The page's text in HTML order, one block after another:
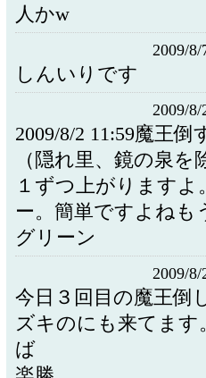
人かw
2009/8/
しんいりです
2009/8/
2009/8/2 11:59魔王
（隠れ里、鏡の泉を
１ずつ上がります
ー。簡単ですよねも
グリーン
2009/8/
今日３回目の魔王倒
ズキのにも来てま
ば